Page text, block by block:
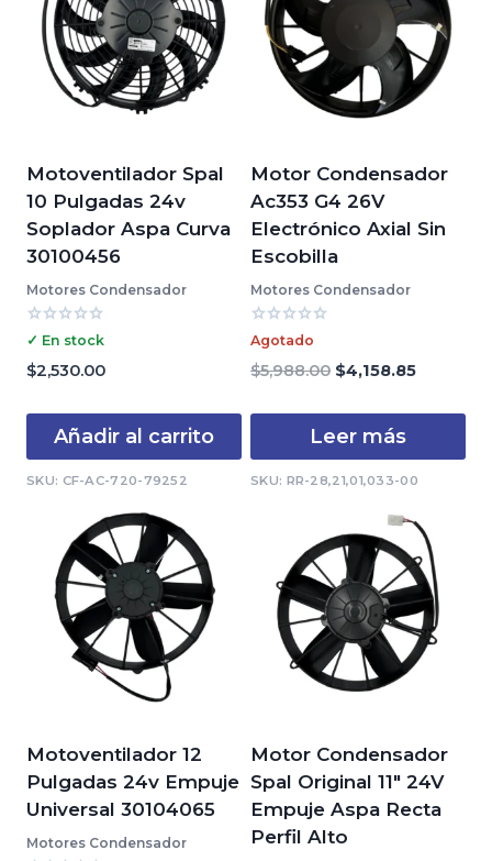
Motoventilador Spal
10 Pulgadas 24v
Soplador Aspa Curva
30100456
Motores Condensador
Valorado
0
de
✓ En stock
$2,530.00
Añadir al carrito
SKU: CF-AC-720-79252
Motor Condensador
Ac353 G4 26V
Electrónico Axial Sin
Escobilla
Motores Condensador
Valorado
con
0
de
Agotado
$5,988.00 El
era:
$4,158.85El
actual
Leer más
SKU: RR-28,21,01,033-00
Motoventilador 12
Pulgadas 24v Empuje
Universal 30104065
Motores Condensador
Motor Condensador
Spal Original 11″ 24V
Empuje Aspa Recta
Perfil Alto